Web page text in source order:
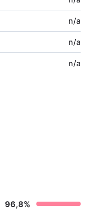
n/a
n/a
n/a
96,8%